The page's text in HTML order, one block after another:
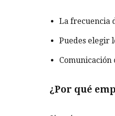
La frecuencia
Puedes elegir
¿Por qué